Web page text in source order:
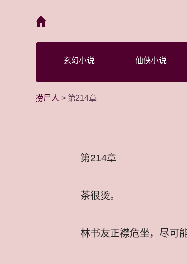
玄幻小说 仙侠小说
捞尸人 > 第214章
第214章
茶很烫。
林书友正襟危坐，尽可